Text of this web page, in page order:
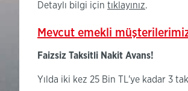
Detaylı bilgi için tıklayınız.
Mevcut emekli
Faizsiz Taksitli Nakit Avans!
Yılda iki kez 25 Bin TL'ye kadar 3